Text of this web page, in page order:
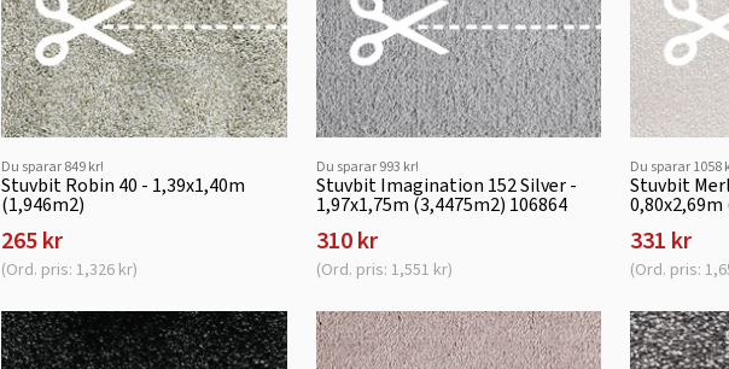
Du sparar 849 kr!
Stuvbit Robin 40 - 1,39x1,40m
(1,946m2)
265 kr
(Ord. pris: 1,326 kr)
Du sparar 993 kr!
Stuvbit Imagination 152 Silver -
1,97x1,75m (3,4475m2) 106864
310 kr
(Ord. pris: 1,551 kr)
Du sparar 1058
Stuvbit
331 kr
(Ord. pris: